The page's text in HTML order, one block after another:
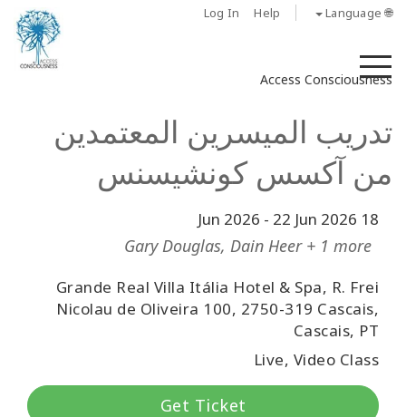
Log In Help 🌐 Language
Access Consciousness
تدريب الميسرين المعتمدين
من آكسس كونشيسنس
18 Jun 2026
- 22 Jun 2026
Gary Douglas, Dain Heer + 1 more
Grande Real Villa Itália Hotel & Spa, R. Frei
Nicolau de Oliveira 100, 2750-319 Cascais,
Cascais, PT
Live, Video Class
Get Ticket